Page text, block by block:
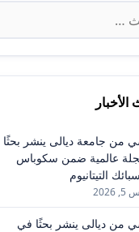
من جامعة ديالى ينشر بحثًا
عالمية ضمن سكوباس
التيتانيوم
من ديالى ينشر بحثًا في